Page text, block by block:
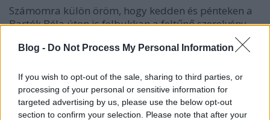
Blog - Do Not Process My Personal Information
If you wish to opt-out of the sale, sharing to third parties, or
processing of your personal or sensitive information for
targeted advertising by us, please use the below opt-out
section to confirm your selection. Please note that after your
Számomra külön öröm, hogy kedden és pénteken a
Bartók Béla úton is felbukkan a feltűnő szerelvény,
mert marha jól néz ki a világító villamos a szépen
díszkivilágított kerületi főútvonalon!